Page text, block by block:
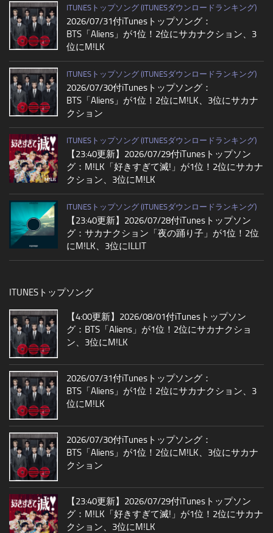
ITUNESトップソング (ITUNESダウンロードランキング)
2026/07/31付iTunesトップソング：
BTS「Aliens」が1位！2位にサカナクション、3
位にM!LK
ITUNESトップソング (ITUNESダウンロードランキング)
2026/07/30付iTunesトップソング：
BTS「Aliens」が1位！2位にM!LK、3位にサカナ
クション
ITUNESトップソング (ITUNESダウンロードランキング)
【23:40更新】2026/07/29付iTunesトップソン
グ：M!LK「好きすぎて滅!」が1位！2位にサカナ
クション、3位にM!LK
ITUNESトップソング (ITUNESダウンロードランキング)
【23:40更新】2026/07/28付iTunesトップソン
グ：サカナクション「夜の踊り子」が1位！2位
にM!LK、3位にILLIT
ITUNESトップソング
【4:00更新】2026/08/01付iTunesトップソン
グ：BTS「Aliens」が1位！2位にサカナクショ
ン、3位にM!LK
2026/07/31付iTunesトップソング：
BTS「Aliens」が1位！2位にサカナクション、3
位にM!LK
2026/07/30付iTunesトップソング：
BTS「Aliens」が1位！2位にM!LK、3位にサカナ
クション
【23:40更新】2026/07/29付iTunesトップソン
グ：M!LK「好きすぎて滅!」が1位！2位にサカナ
クション、3位にM!LK